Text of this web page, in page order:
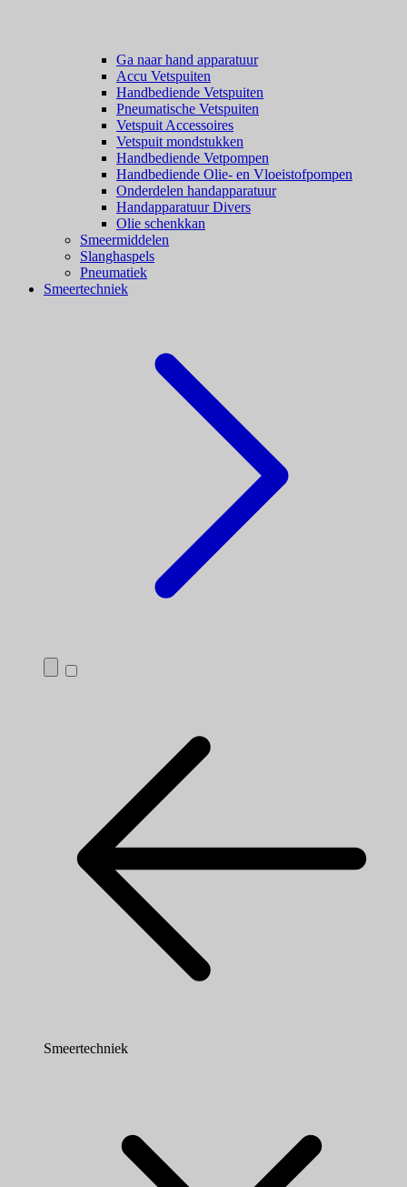
Ga naar hand apparatuur
Accu Vetspuiten
Handbediende Vetspuiten
Pneumatische Vetspuiten
Vetspuit Accessoires
Vetspuit mondstukken
Handbediende Vetpompen
Handbediende Olie- en Vloeistofpompen
Onderdelen handapparatuur
Handapparatuur Divers
Olie schenkkan
Smeermiddelen
Slanghaspels
Pneumatiek
Smeertechniek
Smeertechniek